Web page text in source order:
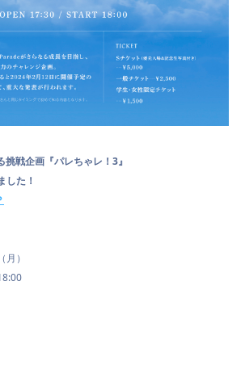
戦企画『パレちゃレ！3』
した！
）